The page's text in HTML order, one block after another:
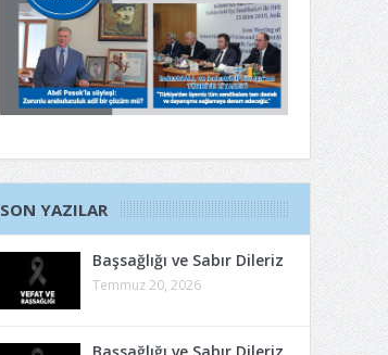
SON YAZILAR
Başsağlığı ve Sabır Dileriz
Temmuz 20, 2026